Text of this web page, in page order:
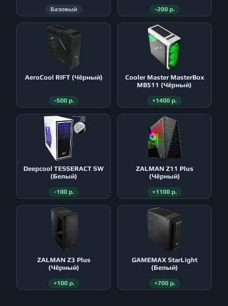
Базовый -200 р.
AeroСool RIFT (Чёрный)
-500 р.
Cooler Master MasterBox
MB511 (Чёрный)
+1400 р.
Deepcool TESSERACT SW
(Белый)
-100 р.
ZALMAN Z11 Plus
(Чёрный)
+1100 р.
ZALMAN Z3 Plus
(Чёрный)
+100 р.
GAMEMAX StarLight
(Белый)
+700 р.